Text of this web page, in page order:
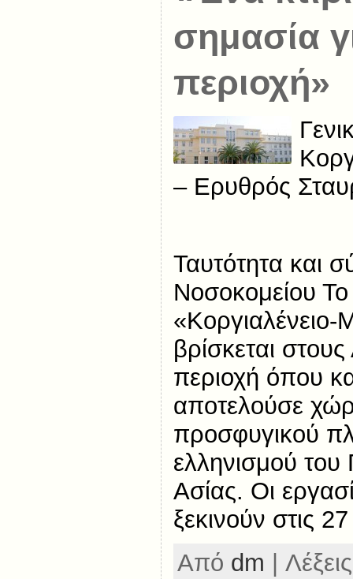
σημασία
περιοχή»
– Ερυθρός
Ταυτότητα και
Νοσοκομείου
βρίσκεται
περιοχή όπου
αποτελούσε
προσφυγικού
ελληνισμού του
Ασίας. Οι
ξεκινούν στις
Από dm |